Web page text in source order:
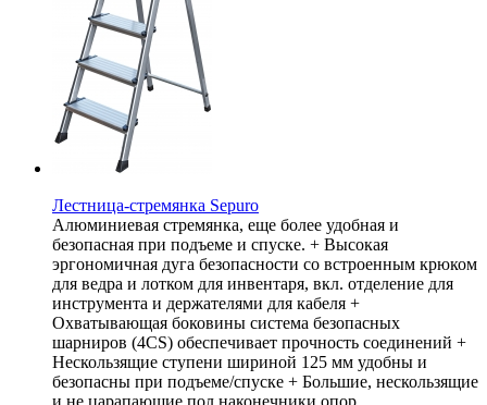
Лестница-стремянка Sepuro
Алюминиевая стремянка, еще более удобная и
безопасная при подъеме и спуске. + Высокая
эргономичная дуга безопасности со встроенным крюком
для ведра и лотком для инвентаря, вкл. отделение для
инструмента и держателями для кабеля +
Охватывающая боковины система безопасных
шарниров (4CS) обеспечивает прочность соединений +
Нескользящие ступени шириной 125 мм удобны и
безопасны при подъеме/спуске + Большие, нескользящие
и не царапающие пол наконечники опор